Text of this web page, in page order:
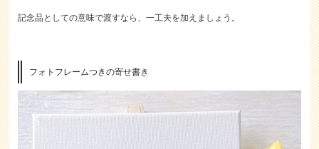
記念品としての意味で渡すなら、一工夫を加えましょう。
フォトフレームつきの寄せ書き